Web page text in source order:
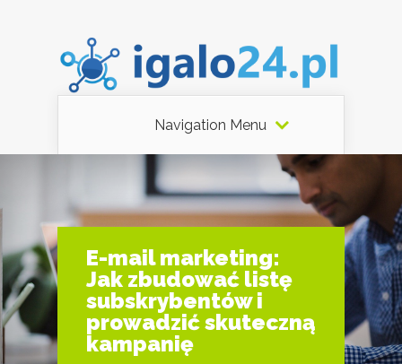
Navigation Menu
E-mail marketing:
Jak zbudować listę
subskrybentów i
prowadzić skuteczną
kampanię